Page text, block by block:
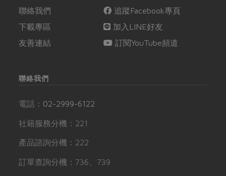
聯絡我們
下載專區
友善連結
追蹤Facebook專頁
加入LINE好友
訂閱YouTube頻道
聯絡我們
電話： 02-2999-6122
社籍服務分機：221
產品諮詢分機：222
訂單查詢分機：736、739